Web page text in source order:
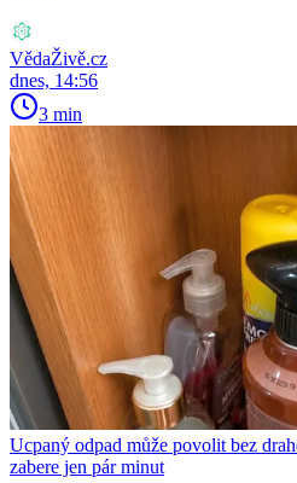
VědaŽivě.cz
dnes, 14:56
3 min
Ucpaný odpad může povolit bez
zabere jen pár minut